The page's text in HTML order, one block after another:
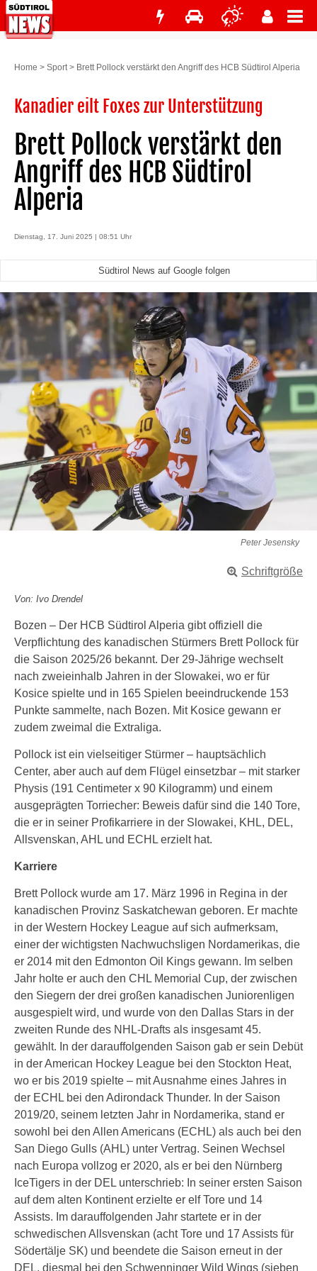
Home > Sport> Brett Pollock verstärkt den Angriff des HCB Südtirol Alperia
Kanadier eilt Foxes zur Unterstützung
Brett Pollock verstärkt den
Angriff des HCB Südtirol
Alperia
Dienstag, 17. Juni 2025 | 08:51 Uhr
Südtirol News auf Google folgen
Peter Jesensky
Schriftgröße
Von: Ivo Drendel
Bozen – Der HCB Südtirol Alperia gibt offiziell die
Verpflichtung des kanadischen Stürmers Brett Pollock für
die Saison 2025/26 bekannt. Der 29-Jährige wechselt
nach zweieinhalb Jahren in der Slowakei, wo er für
Kosice spielte und in 165 Spielen beeindruckende 153
Punkte sammelte, nach Bozen. Mit Kosice gewann er
zudem zweimal die Extraliga.
Pollock ist ein vielseitiger Stürmer – hauptsächlich
Center, aber auch auf dem Flügel einsetzbar – mit starker
Physis (191 Centimeter x 90 Kilogramm) und einem
ausgeprägten Torriecher: Beweis dafür sind die 140 Tore,
die er in seiner Profikarriere in der Slowakei, KHL, DEL,
Allsvenskan, AHL und ECHL erzielt hat.
Karriere
Brett Pollock wurde am 17. März 1996 in Regina in der
kanadischen Provinz Saskatchewan geboren. Er machte
in der Western Hockey League auf sich aufmerksam,
einer der wichtigsten Nachwuchsligen Nordamerikas, die
er 2014 mit den Edmonton Oil Kings gewann. Im selben
Jahr holte er auch den CHL Memorial Cup, der zwischen
den Siegern der drei großen kanadischen Juniorenligen
ausgespielt wird, und wurde von den Dallas Stars in der
zweiten Runde des NHL-Drafts als insgesamt 45.
gewählt. In der darauffolgenden Saison gab er sein Debüt
in der American Hockey League bei den Stockton Heat,
wo er bis 2019 spielte – mit Ausnahme eines Jahres in
der ECHL bei den Adirondack Thunder. In der Saison
2019/20, seinem letzten Jahr in Nordamerika, stand er
sowohl bei den Allen Americans (ECHL) als auch bei den
San Diego Gulls (AHL) unter Vertrag. Seinen Wechsel
nach Europa vollzog er 2020, als er bei den Nürnberg
IceTigers in der DEL unterschrieb: In seiner ersten Saison
auf dem alten Kontinent erzielte er elf Tore und 14
Assists. Im darauffolgenden Jahr startete er in der
schwedischen Allsvenskan (acht Tore und 17 Assists für
Södertälje SK) und beendete die Saison erneut in der
DEL, diesmal bei den Schwenninger Wild Wings (sieben